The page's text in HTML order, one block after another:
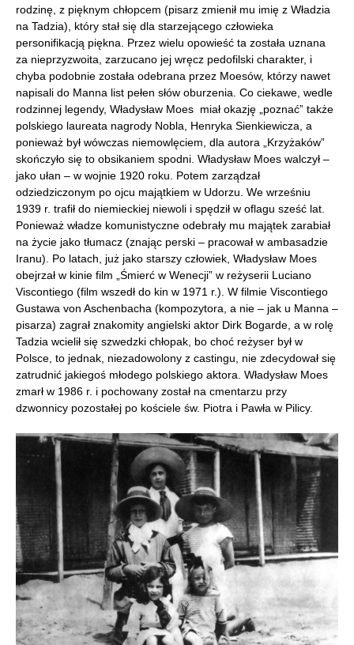
rodzinę, z pięknym chłopcem (pisarz zmienił mu imię z Władzia
na Tadzia), który stał się dla starzejącego człowieka
personifikacją piękna. Przez wielu opowieść ta została uznana
za nieprzyzwoita, zarzucano jej wręcz pedofilski charakter, i
chyba podobnie została odebrana przez Moesów, którzy nawet
napisali do Manna list pełen słów oburzenia. Co ciekawe, wedle
rodzinnej legendy, Władysław Moes miał okazję „poznać” także
polskiego laureata nagrody Nobla, Henryka Sienkiewicza, a
ponieważ był wówczas niemowlęciem, dla autora „Krzyżaków”
skończyło się to obsikaniem spodni. Władysław Moes walczył –
jako ułan – w wojnie 1920 roku. Potem zarządzał
odziedziczonym po ojcu majątkiem w Udorzu. We wrześniu
1939 r. trafił do niemieckiej niewoli i spędził w oflagu sześć lat.
Ponieważ władze komunistyczne odebrały mu majątek zarabiał
na życie jako tłumacz (znając perski – pracował w ambasadzie
Iranu). Po latach, już jako starszy człowiek, Władysław Moes
obejrzał w kinie film „Śmierć w Wenecji” w reżyserii Luciano
Viscontiego (film wszedł do kin w 1971 r.). W filmie Viscontiego
Gustawa von Aschenbacha (kompozytora, a nie – jak u Manna –
pisarza) zagrał znakomity angielski aktor Dirk Bogarde, a w rolę
Tadzia wcielił się szwedzki chłopak, bo choć reżyser był w
Polsce, to jednak, niezadowolony z castingu, nie zdecydował się
zatrudnić jakiegoś młodego polskiego aktora. Władysław Moes
zmarł w 1986 r. i pochowany został na cmentarzu przy
dzwonnicy pozostałej po kościele św. Piotra i Pawła w Pilicy.